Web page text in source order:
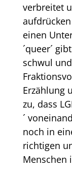
verbreitet
einen
´queer´
schwul
Erzählung
zu, dass
´
noch in
richtigen
Menschen